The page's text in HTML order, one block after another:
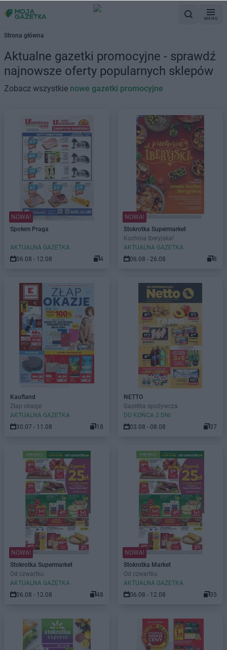
MENU
Strona główna
Aktualne gazetki promocyjne - sprawdź
najnowsze oferty popularnych sklepów
Zobacz wszystkie nowe gazetki promocyjne
NOWA!
Społem Praga
AKTUALNA GAZETKA
06.08 - 12.08
4
NOWA!
Stokrotka Supermarket
Kuchnia Iberyjska!
AKTUALNA GAZETKA
06.08 - 26.08
8
Kaufland
Złap okazje
AKTUALNA GAZETKA
30.07 - 11.08
18
NETTO
Gazetka spożywcza
DO KOŃCA 2 DNI
03.08 - 08.08
37
NOWA!
Stokrotka Supermarket
Od czwartku
AKTUALNA GAZETKA
06.08 - 12.08
48
NOWA!
Stokrotka Market
Od czwartku
AKTUALNA GAZETKA
06.08 - 12.08
35